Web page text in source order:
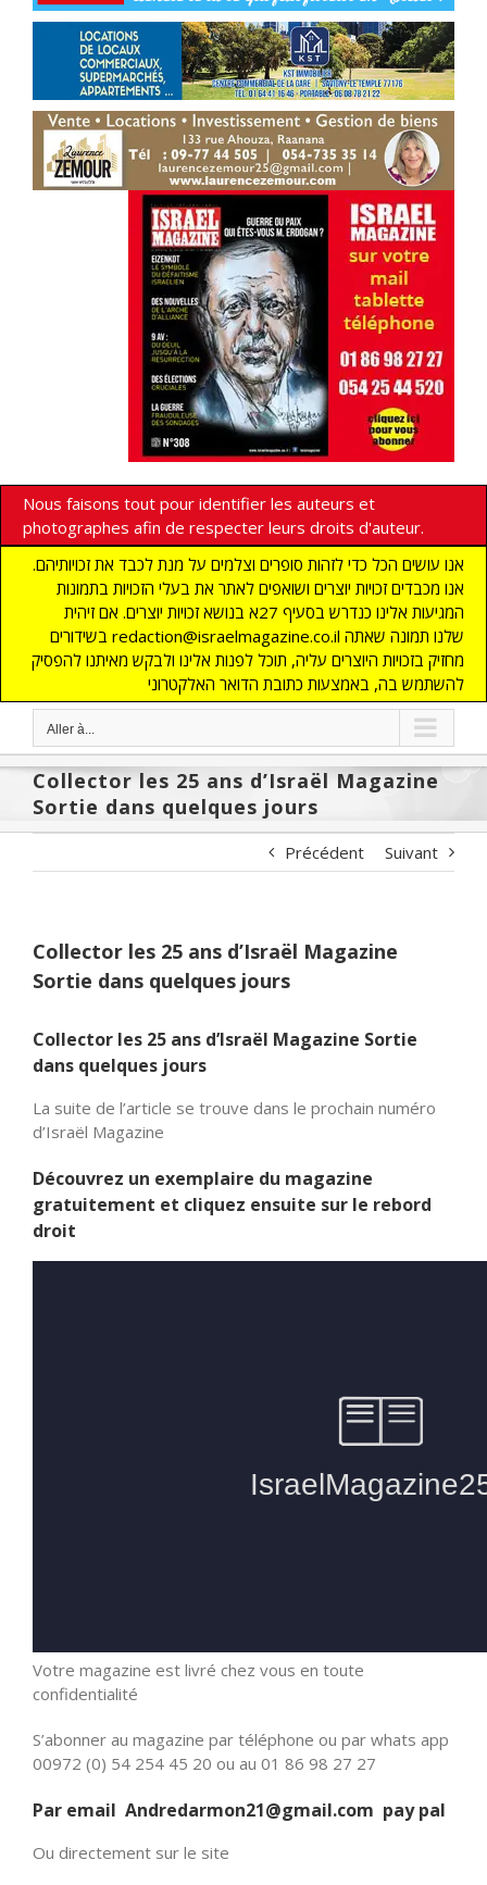
Nous faisons tout pour identifier les auteurs et
photographes afin de respecter leurs droits d'auteur.
אנו עושים הכל כדי לזהות סופרים וצלמים על מנת לכבד את זכויותיהם.
אנו מכבדים זכויות יוצרים ושואפים לאתר את בעלי הזכויות בתמונות
המגיעות אלינו כנדרש בסעיף 27א בנושא זכויות יוצרים. אם זיהית
בשידורים redaction@israelmagazine.co.il שלנו תמונה שאתה
מחזיק בזכויות היוצרים עליה, תוכל לפנות אלינו ולבקש מאיתנו להפסיק
להשתמש בה, באמצעות כתובת הדואר האלקטרוני
Aller à...
Collector les 25 ans d’Israël Magazine
Sortie dans quelques jours
Précédent Suivant
Collector les 25 ans d’Israël Magazine
Sortie dans quelques jours
Collector les 25 ans d’Israël Magazine Sortie
dans quelques jours
La suite de l’article se trouve dans le prochain numéro
d’Israël Magazine
Découvrez un exemplaire du magazine
gratuitement et cliquez ensuite sur le rebord
droit
Votre magazine est livré chez vous en toute
confidentialité
S’abonner au magazine par téléphone ou par whats app
00972 (0) 54 254 45 20 ou au 01 86 98 27 27
Par email Andredarmon21@gmail.com pay pal
Ou directement sur le site